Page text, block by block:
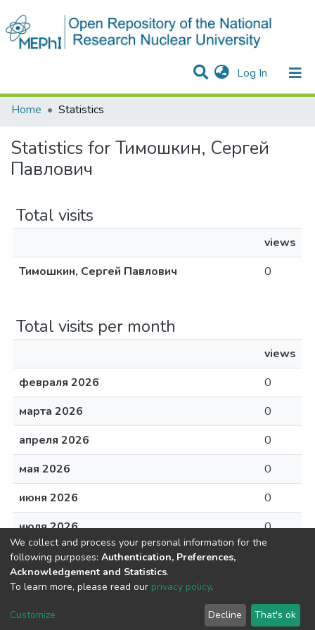
Log In (current)
Communities & Collections
All of DSpace
Home
Statistics
Statistics for Тимошкин, Сергей
Павлович
Total visits
views
Тимошкин, Сергей Павлович
0
Total visits per month
views
февраля 2026
0
марта 2026
0
апреля 2026
0
мая 2026
0
июня 2026
0
июля 2026
0
августа 2026
copyright © 2002-2026LYRASIS
We collect and process your personal information for the
following purposes: Authentication, Preferences,
Acknowledgement and Statistics.
To learn more, please read our privacy policy.
Customize Decline That's ok